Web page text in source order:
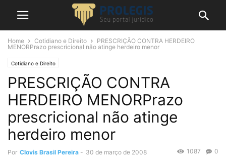
Home Cotidiano e Direito
PRESCRIÇÃO CONTRA HERDEIRO
MENORPrazo prescricional não atinge herdeiro menor
Cotidiano e Direito
PRESCRIÇÃO CONTRA
HERDEIRO MENORPrazo
prescricional não atinge
herdeiro menor
Por Clovis Brasil Pereira - 30 de março de 2008 0
1087